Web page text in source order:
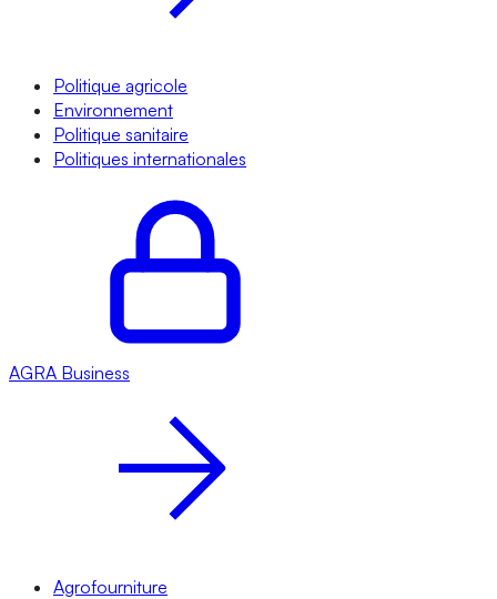
Politique agricole
Environnement
Politique sanitaire
Politiques internationales
AGRA Business
Agrofourniture